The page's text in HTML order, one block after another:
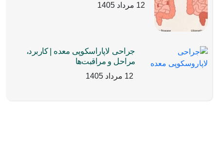
12 مرداد 1405
جراحی لاپاراسکوپی معده | کاربرد،
مراحل و مراقبت‌ها
12 مرداد 1405